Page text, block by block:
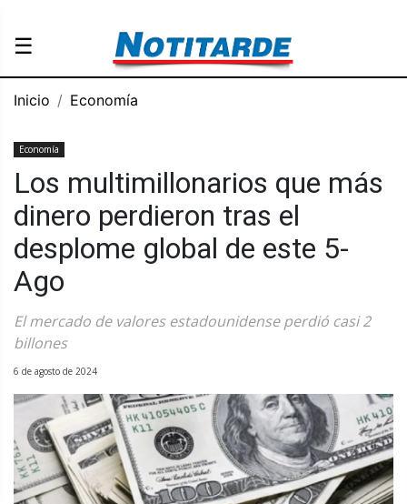
☰
Inicio Economía
Economía
Los multimillonarios que más
dinero perdieron tras el
desplome global de este 5-
Ago
El mercado de valores estadounidense perdió casi 2
billones
6 de agosto de 2024